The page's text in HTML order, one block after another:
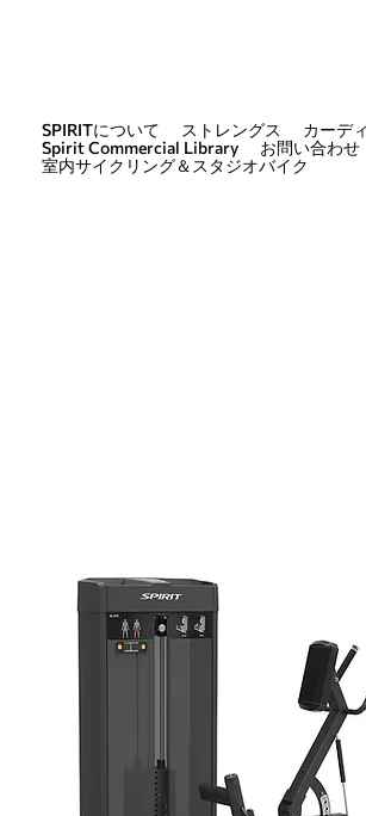
SPIRITについて ストレングス カーデ
Spirit Commercial Library
お問い合わせ
室内サイクリング＆スタジオバイク